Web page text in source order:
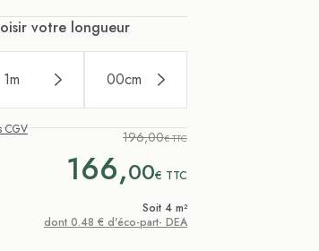
votre longueur
1m 00cm
CGV 196,00€ TTC
166,00€ TTC
Soit 4 m²
dont 0.48 € d'éco-part- DEA